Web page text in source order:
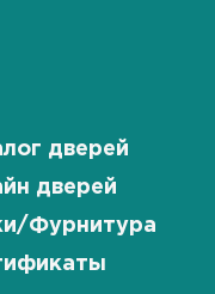
дверей
дверей
Фурнитура